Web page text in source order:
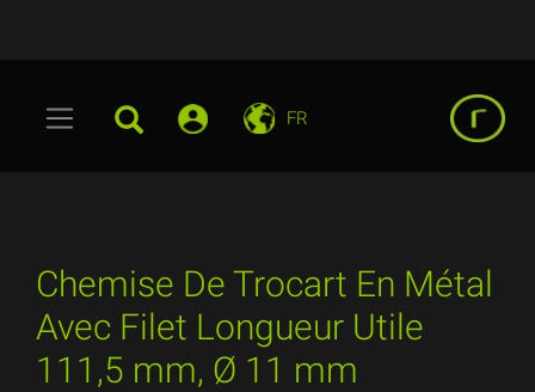
FR
Chemise De Trocart En Métal
Avec Filet Longueur Utile
111,5 mm, Ø 11 mm